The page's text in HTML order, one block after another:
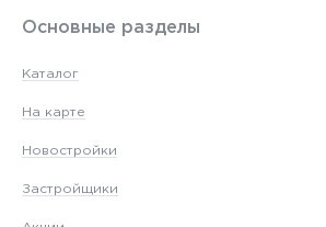
Основные разделы
Каталог
На карте
Новостройки
Застройщики